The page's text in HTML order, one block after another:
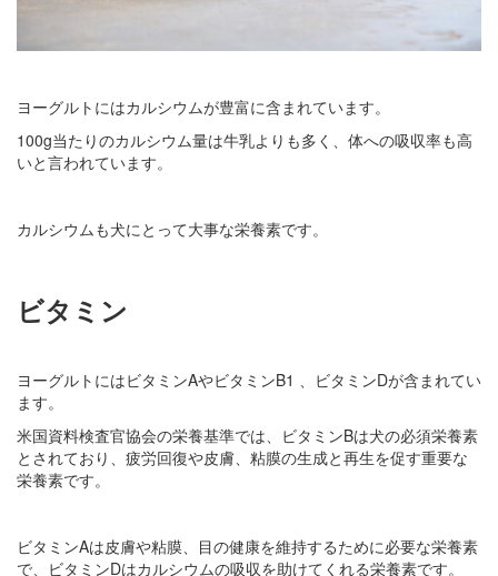
ヨーグルトにはカルシウムが豊富に含まれています。
100g当たりのカルシウム量は牛乳よりも多く、体への吸収率も高
いと言われています。
カルシウムも犬にとって大事な栄養素です。
ビタミン
ヨーグルトにはビタミンAやビタミンB1 、ビタミンDが含まれてい
ます。
米国資料検査官協会の栄養基準では、ビタミンBは犬の必須栄養素
とされており、疲労回復や皮膚、粘膜の生成と再生を促す重要な
栄養素です。
ビタミンAは皮膚や粘膜、目の健康を維持するために必要な栄養素
で、ビタミンDはカルシウムの吸収を助けてくれる栄養素です。